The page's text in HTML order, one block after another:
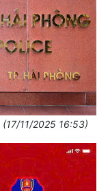
(17/11/2025 16:53)